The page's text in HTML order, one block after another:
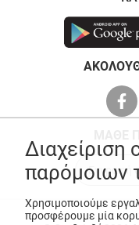
Διαχείριση
παρόμοιων
Χρησιμοποιούμε
προσφέρουμε μία